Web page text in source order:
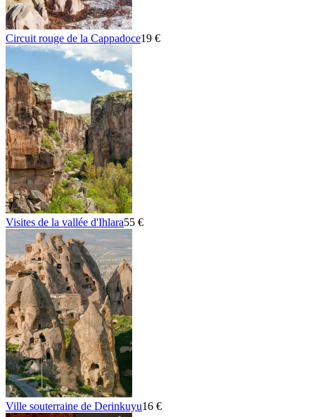
Circuit rouge de la Cappadoce19 €
Visites de la vallée d'Ihlara55 €
Ville souterraine de Derinkuyu16 €